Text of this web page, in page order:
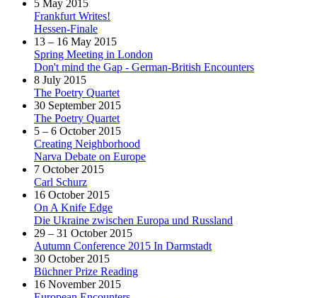
5 May 2015
Frankfurt Writes!
Hessen-Finale
13 – 16 May 2015
Spring Meeting in London
Don't mind the Gap - German-British Encounters
8 July 2015
The Poetry Quartet
30 September 2015
The Poetry Quartet
5 – 6 October 2015
Creating Neighborhood
Narva Debate on Europe
7 October 2015
Carl Schurz
16 October 2015
On A Knife Edge
Die Ukraine zwischen Europa und Russland
29 – 31 October 2015
Autumn Conference 2015 In Darmstadt
30 October 2015
Büchner Prize Reading
16 November 2015